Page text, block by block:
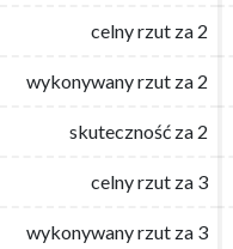
celny rzut za 2
wykonywany rzut za 2
skuteczność za 2
celny rzut za 3
wykonywany rzut za 3
celny rzut za 2
wykonywany rzut za 2
skuteczność za 2
celny rzut za 3
wykonywany rzut za 3